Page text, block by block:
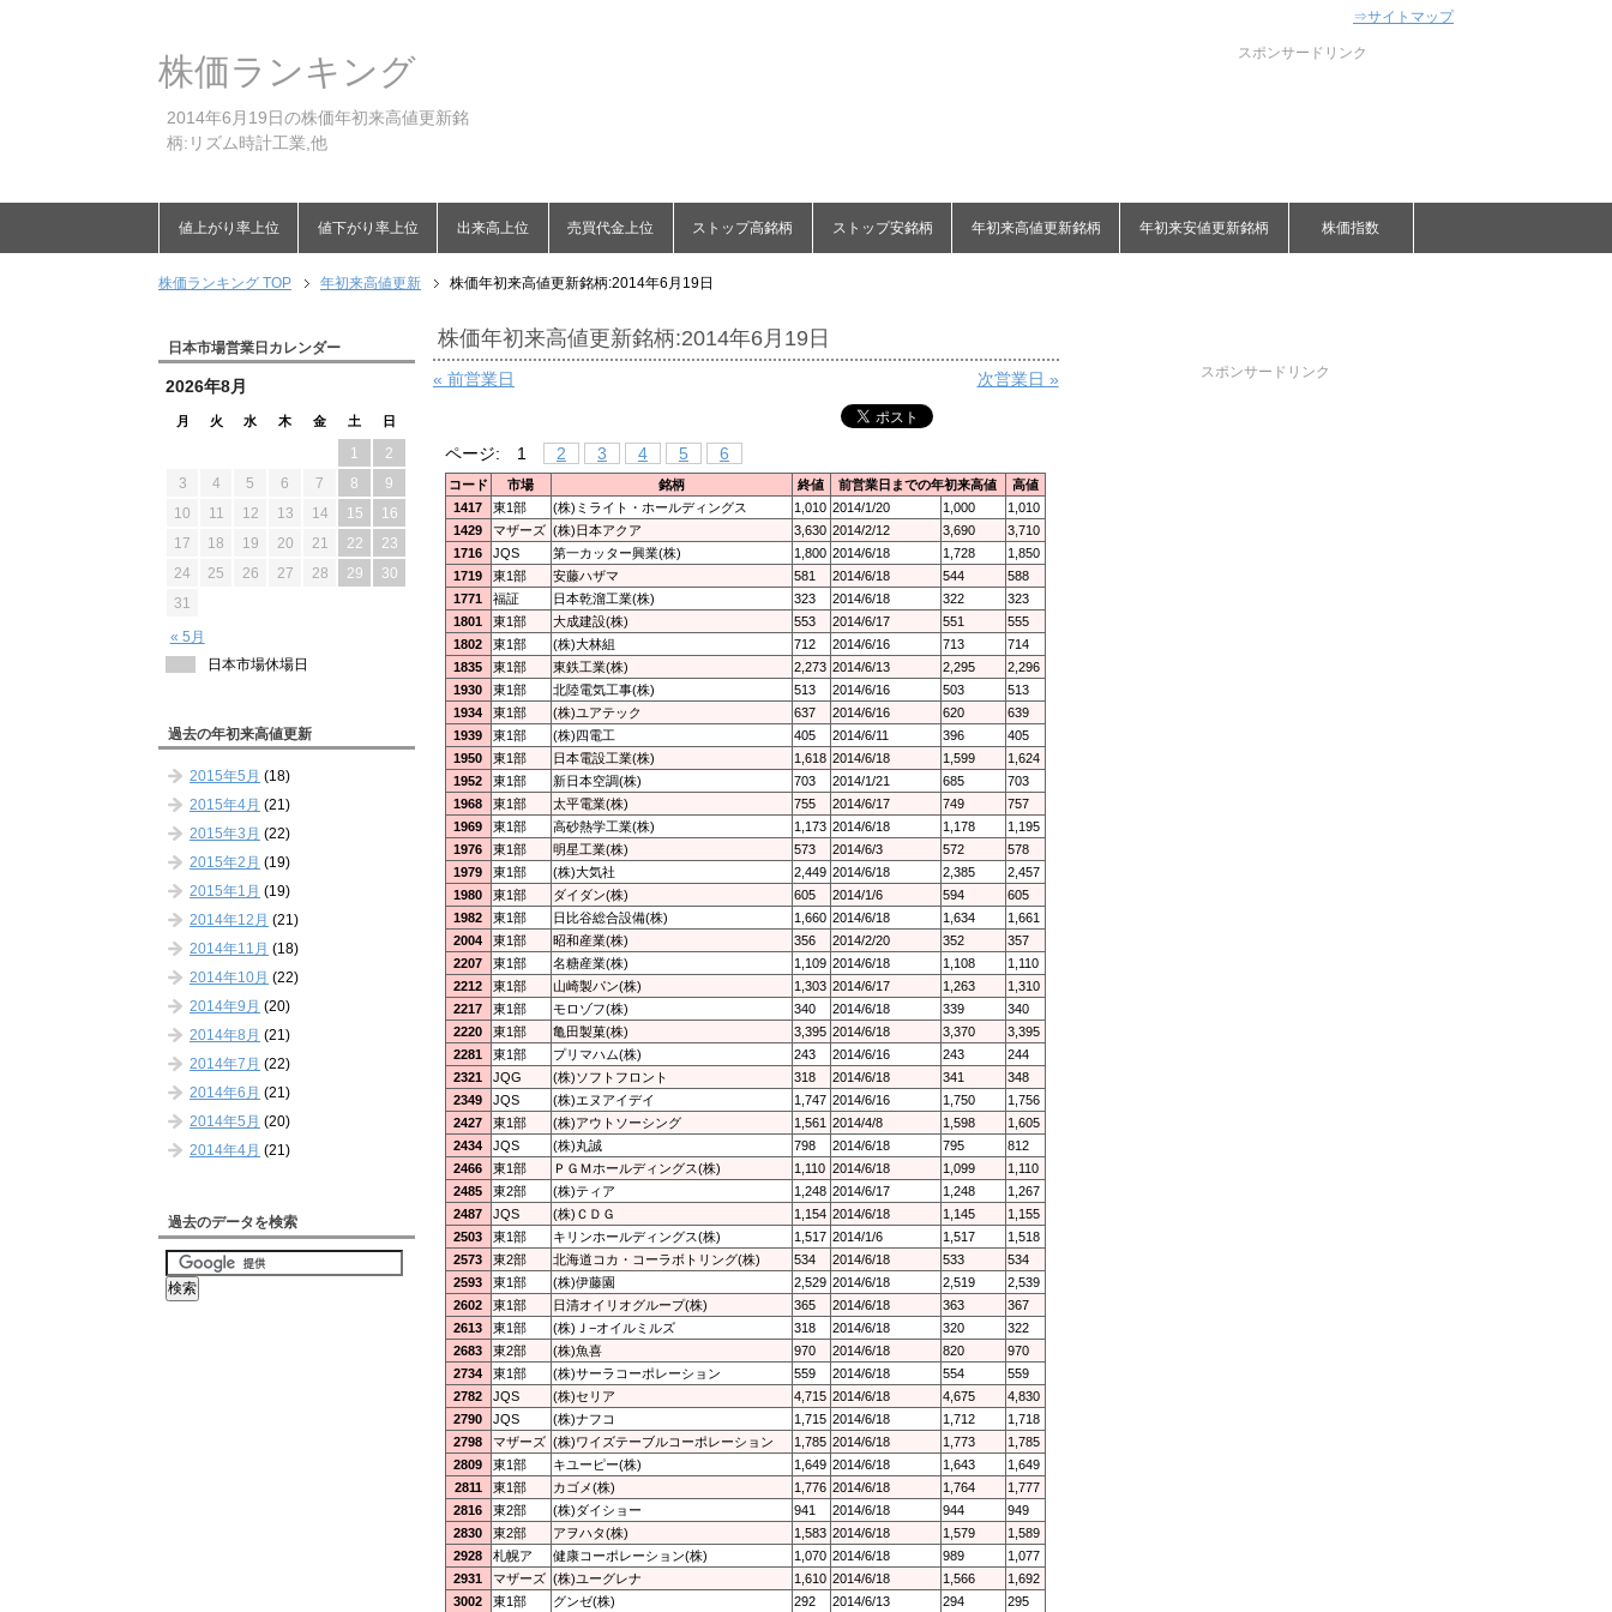
株価ランキング
2014年6月19日の株価年初来高値更新銘
柄:リズム時計工業,他
スポンサードリンク
値上がり率上位 値下がり率上位 出来高上位 売買代金上位 ストップ高銘柄 ストップ安銘柄 年初来高値更新銘柄 年初来安値更新銘柄 株価指数
株価ランキング TOP 年初来高値更新 株価年初来高値更新銘柄:2014年6月19日
株価年初来高値更新銘柄:2014年6月19日
« 前営業日 次営業日 »
ページ: 1 2 3 4 5 6
コード 市場 銘柄 終値 前営業日までの年初来高値
高値
1417
東1部 (株)ミライト・ホールディングス 1,010 2014/1/20 1,000
1,010
1429
マザーズ (株)日本アクア 3,630 2014/2/12 3,690
3,710
1716
JQS 第一カッター興業(株) 1,800 2014/6/18 1,728
1,850
1719
東1部 安藤ハザマ 581 2014/6/18 544
588
1771
福証 日本乾溜工業(株) 323 2014/6/18 322
323
1801
東1部 大成建設(株) 553 2014/6/17 551
555
1802
東1部 (株)大林組 712 2014/6/16 713
714
1835
東1部 東鉄工業(株) 2,273 2014/6/13 2,295
2,296
1930
東1部 北陸電気工事(株) 513 2014/6/16 503
513
1934
東1部 (株)ユアテック 637 2014/6/16 620
639
1939
東1部 (株)四電工 405 2014/6/11 396
405
1950
東1部 日本電設工業(株) 1,618 2014/6/18 1,599
1,624
1952
東1部 新日本空調(株) 703 2014/1/21 685
703
1968
東1部 太平電業(株) 755 2014/6/17 749
757
1969
東1部 高砂熱学工業(株) 1,173 2014/6/18 1,178
1,195
1976
東1部 明星工業(株) 573 2014/6/3 572
578
1979
東1部 (株)大気社 2,449 2014/6/18 2,385
2,457
1980
東1部 ダイダン(株) 605 2014/1/6 594
605
1982
東1部 日比谷総合設備(株) 1,660 2014/6/18 1,634
1,661
2004
東1部 昭和産業(株) 356 2014/2/20 352
357
2207
東1部 名糖産業(株) 1,109 2014/6/18 1,108
1,110
2212
東1部 山崎製パン(株) 1,303 2014/6/17 1,263
1,310
2217
東1部 モロゾフ(株) 340 2014/6/18 339
340
2220
東1部 亀田製菓(株) 3,395 2014/6/18 3,370
3,395
2281
東1部 プリマハム(株) 243 2014/6/16 243
244
2321
JQG (株)ソフトフロント 318 2014/6/18 341
348
2349
JQS (株)エヌアイデイ 1,747 2014/6/16 1,750
1,756
2427
東1部 (株)アウトソーシング 1,561 2014/4/8 1,598
1,605
2434
JQS (株)丸誠 798 2014/6/18 795
812
2466
東1部 ＰＧＭホールディングス(株) 1,110 2014/6/18 1,099
1,110
2485
東2部 (株)ティア 1,248 2014/6/17 1,248
1,267
2487
JQS (株)ＣＤＧ 1,154 2014/6/18 1,145
1,155
2503
東1部 キリンホールディングス(株) 1,517 2014/1/6 1,517
1,518
2573
東2部 北海道コカ・コーラボトリング(株) 534 2014/6/18 533
534
2593
東1部 (株)伊藤園 2,529 2014/6/18 2,519
2,539
2602
東1部 日清オイリオグループ(株) 365 2014/6/18 363
367
2613
東1部 (株)Ｊ−オイルミルズ 318 2014/6/18 320
322
2683
東2部 (株)魚喜 970 2014/6/18 820
970
2734
東1部 (株)サーラコーポレーション 559 2014/6/18 554
559
2782
JQS (株)セリア 4,715 2014/6/18 4,675
4,830
2790
JQS (株)ナフコ 1,715 2014/6/18 1,712
1,718
2798
マザーズ (株)ワイズテーブルコーポレーション 1,785 2014/6/18 1,773
1,785
2809
東1部 キユーピー(株) 1,649 2014/6/18 1,643
1,649
2811
東1部 カゴメ(株) 1,776 2014/6/18 1,764
1,777
2816
東2部 (株)ダイショー 941 2014/6/18 944
949
2830
東2部 アヲハタ(株) 1,583 2014/6/18 1,579
1,589
2928
札幌ア 健康コーポレーション(株) 1,070 2014/6/18 989
1,077
2931
マザーズ (株)ユーグレナ 1,610 2014/6/18 1,566
1,692
3002
東1部 グンゼ(株) 292 2014/6/13 294
295
日本市場営業日カレンダー
2026年8月
月 火 水 木 金 土 日
« 5月
1
2
3
4 5 6 7 8
9
10
11 12 13 14 15
16
17
18 19 20 21 22
23
24
25 26 27 28 29
30
31
日本市場休場日
過去の年初来高値更新
2015年5月 (18)
2015年4月 (21)
2015年3月 (22)
2015年2月 (19)
2015年1月 (19)
2014年12月 (21)
2014年11月 (18)
2014年10月 (22)
2014年9月 (20)
2014年8月 (21)
2014年7月 (22)
2014年6月 (21)
2014年5月 (20)
2014年4月 (21)
過去のデータを検索
スポンサードリンク
⇒サイトマップ